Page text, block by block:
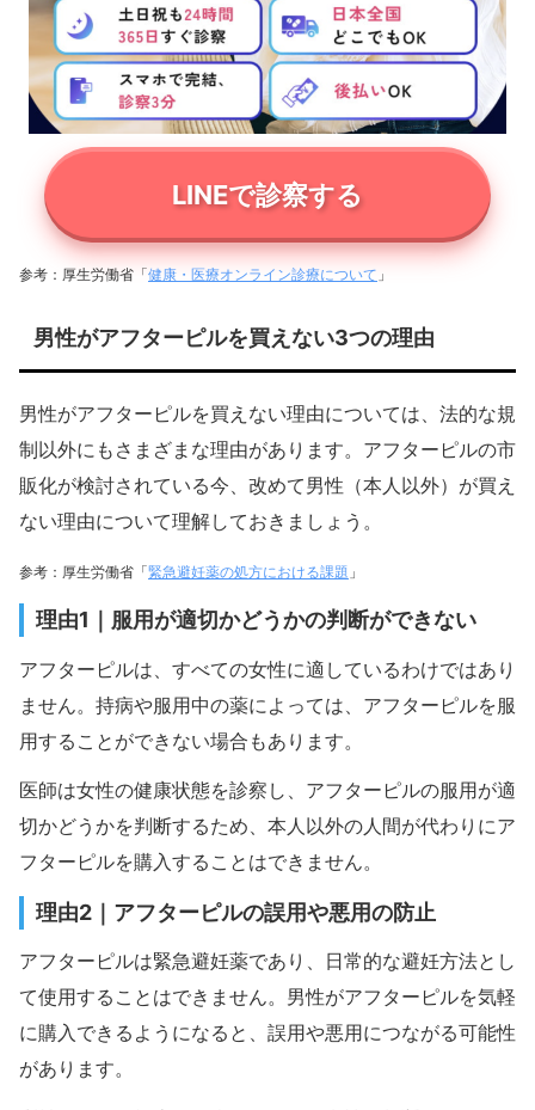
LINEで診察する
参考：厚生労働省「健康・医療オンライン診療について 」
男性がアフターピルを買えない3つの理由
男性がアフターピルを買えない理由については、法的な規
制以外にもさまざまな理由があります。アフターピルの市
販化が検討されている今、改めて男性（本人以外）が買え
ない理由について理解しておきましょう。
参考：厚生労働省「緊急避妊薬の処方における課題 」
理由1｜服用が適切かどうかの判断ができない
アフターピルは、すべての女性に適しているわけではあり
ません。持病や服用中の薬によっては、アフターピルを服
用することができない場合もあります。
医師は女性の健康状態を診察し、アフターピルの服用が適
切かどうかを判断するため、本人以外の人間が代わりにア
フターピルを購入することはできません。
理由2｜アフターピルの誤用や悪用の防止
アフターピルは緊急避妊薬であり、日常的な避妊方法とし
て使用することはできません。男性がアフターピルを気軽
に購入できるようになると、誤用や悪用につながる可能性
があります。